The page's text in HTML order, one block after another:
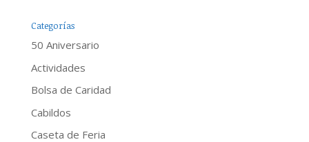
Categorías
50 Aniversario
Actividades
Bolsa de Caridad
Cabildos
Caseta de Feria